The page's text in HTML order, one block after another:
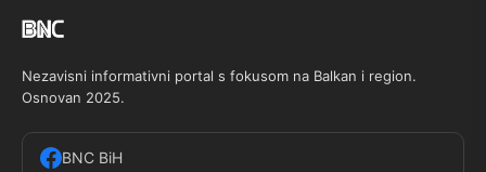
Nezavisni informativni portal s fokusom na Balkan i region.
Osnovan 2025.
BNC BiH